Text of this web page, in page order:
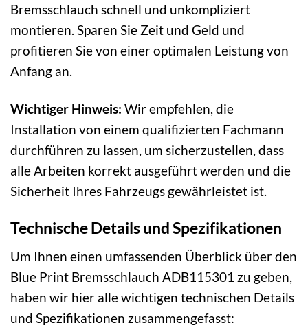
Bremsschlauch schnell und unkompliziert
montieren. Sparen Sie Zeit und Geld und
profitieren Sie von einer optimalen Leistung von
Anfang an.
Wichtiger Hinweis: Wir empfehlen, die
Installation von einem qualifizierten Fachmann
durchführen zu lassen, um sicherzustellen, dass
alle Arbeiten korrekt ausgeführt werden und die
Sicherheit Ihres Fahrzeugs gewährleistet ist.
Technische Details und Spezifikationen
Um Ihnen einen umfassenden Überblick über den
Blue Print Bremsschlauch ADB115301 zu geben,
haben wir hier alle wichtigen technischen Details
und Spezifikationen zusammengefasst: